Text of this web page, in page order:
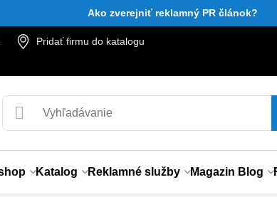
Ako zverejniť reklamný PR článok?
Pridať firmu do katalogu
Katalog Reklamné služby Magazin Blog